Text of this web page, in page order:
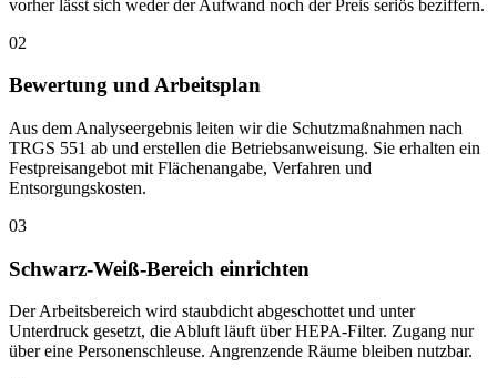
vorher lässt sich weder der Aufwand noch der Preis seriös beziffern.
02
Bewertung und Arbeitsplan
Aus dem Analyseergebnis leiten wir die Schutzmaßnahmen nach
TRGS 551 ab und erstellen die Betriebsanweisung. Sie erhalten ein
Festpreisangebot mit Flächenangabe, Verfahren und
Entsorgungskosten.
03
Schwarz-Weiß-Bereich einrichten
Der Arbeitsbereich wird staubdicht abgeschottet und unter
Unterdruck gesetzt, die Abluft läuft über HEPA-Filter. Zugang nur
über eine Personenschleuse. Angrenzende Räume bleiben nutzbar.